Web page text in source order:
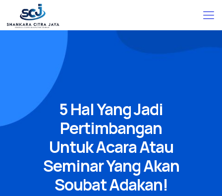
5 Hal Yang Jadi
Pertimbangan
Untuk Acara Atau
Seminar Yang Akan
Soubat Adakan!